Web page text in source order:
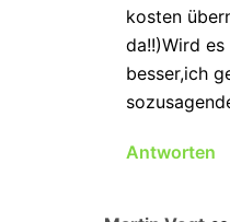
kosten
da!!)Wird
besser,ich
Antworten